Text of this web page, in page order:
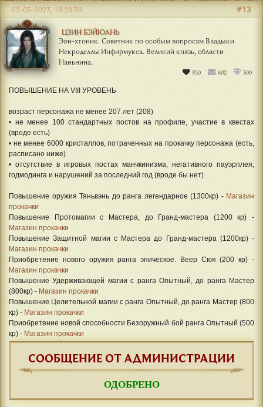
ЦЗИН БЭЙЮАНЬ
Эон-хтоник. Советник по особым вопросам Владыки
Некроделлы Инфирмукса. Великий князь, области
Наньнина.
950 602 300
#13
02-05-2023, 18:28:39
ПОВЫШЕНИЕ НА VIII УРОВЕНЬ
возраст персонажа не менее 207 лет (208)
• не менее 100 стандартных постов на профиле, участие в квестах
(вроде есть)
• не менее 6000 кристаллов, потраченных на прокачку персонажа (есть,
расписано ниже)
• отсутствие в игровых постах манчкинизма, негативного пауэрплея,
годмодинга и нарушений за последний год (вроде бы нет)
Повышение оружия Тяньвэнь до ранга легендарное (1300кр) - Магазин
прокачки
Повышение Протомагии с Мастера, до Гранд-мастера (1200 кр) -
Магазин прокачки
Повышение Защитной магии с Мастера до Гранд-мастера (1200кр) -
Магазин прокачки
Приобретение нового оружия ранга эпическое. Веер Сюя (200 кр) -
Магазин прокачки
Повышение Удерживающей магии с ранга Опытный, до ранга Мастер
(800кр) - Магазин прокачки
Повышение Целительной магии с ранга Опытный, до ранга Мастер (800
кр) - Магазин прокачки
Приобретение новой способности Безоружный бой ранга Опытный (500
кр) - Магазин прокачки
СООБЩЕНИЕ ОТ АДМИНИСТРАЦИИ
ОДОБРЕНО